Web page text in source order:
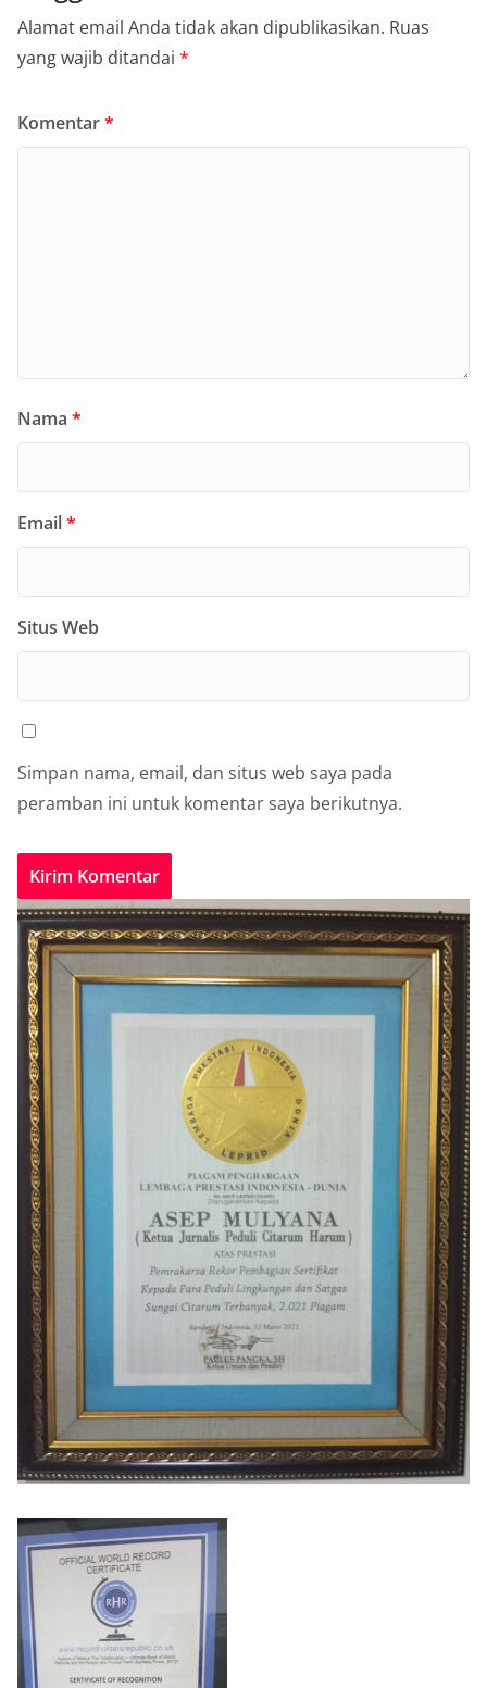
Alamat email Anda tidak akan dipublikasikan. Ruas
yang wajib ditandai *
Komentar*
Nama *
Email*
Situs Web
Simpan nama, email, dan situs web saya pada
peramban ini untuk komentar saya berikutnya.